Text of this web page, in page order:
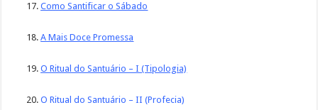
17.Como Santificar o Sábado
18.A Mais Doce Promessa
19.O Ritual do Santuário – I (Tipologia)
20.O Ritual do Santuário – II (Profecia)